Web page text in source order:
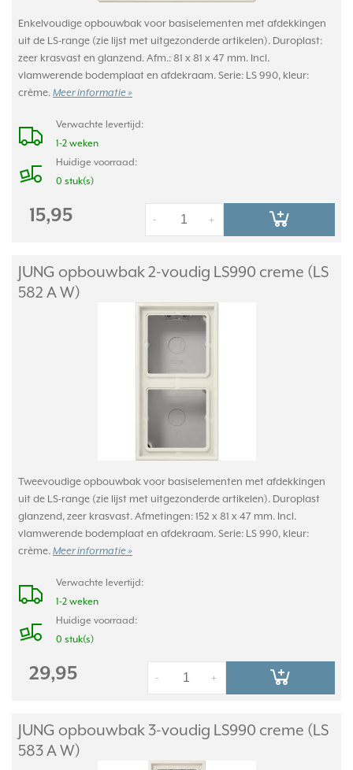
Enkelvoudige opbouwbak voor basiselementen met afdekkingen
uit de LS-range (zie lijst met uitgezonderde artikelen). Duroplast:
zeer krasvast en glanzend. Afm.: 81 x 81 x 47 mm. Incl.
vlamwerende bodemplaat en afdekraam. Serie: LS 990, kleur:
crème. Meer informatie »
Verwachte levertijd:
1-2 weken
Huidige voorraad:
0 stuk(s)
15,95 +
-
JUNG opbouwbak 2-voudig LS990 creme (LS
582 A W)
Tweevoudige opbouwbak voor basiselementen met afdekkingen
uit de LS-range (zie lijst met uitgezonderde artikelen). Duroplast
glanzend, zeer krasvast. Afmetingen: 152 x 81 x 47 mm. Incl.
vlamwerende bodemplaat en afdekraam. Serie: LS 990, kleur:
crème. Meer informatie »
Verwachte levertijd:
1-2 weken
Huidige voorraad:
0 stuk(s)
29,95 +
-
JUNG opbouwbak 3-voudig LS990 creme (LS
583 A W)